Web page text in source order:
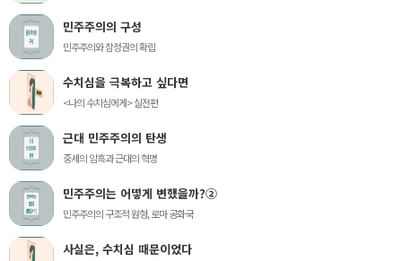
민주주의의 구성
민주주의와 참정권의 확립
수치심을 극복하고 싶다면
<나의 수치심에게> 실전편
근대 민주주의의 탄생
중세의 암흑과 근대의 혁명
민주주의는 어떻게 변했을까?②
민주주의의 구조적 원형, 로마 공화국
사실은, 수치심 때문이었다